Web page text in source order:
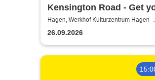
Kensington Road - Get
kicks in 26
Hagen, Werkhof Kulturzentrum Hagen -
Hohenlimburg
26.09.2026